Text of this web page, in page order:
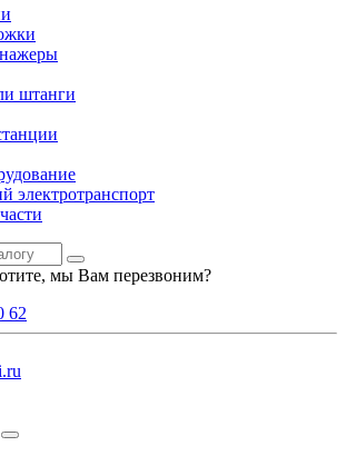
штанги
электротранспорт
мы Вам перезвоним?
62